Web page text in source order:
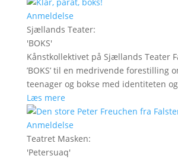
Anmeldelse
Sjællands Teater:
'BOKS'
Kånstkollektivet på Sjællands Teater
’BOKS’ til en medrivende forestilling
teenager og bokse med identiteten
Læs mere
Anmeldelse
Teatret Masken:
'Petersuaq'